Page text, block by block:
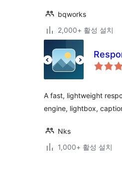
bqworks
2,000+ 활성 설치
A fast, lightweight
engine, lightbox,
Nks
1,000+ 활성 설치